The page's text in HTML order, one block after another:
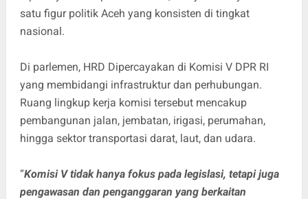
satu figur politik Aceh yang konsisten di tingkat
nasional.
Di parlemen, HRD Dipercayakan di Komisi V DPR RI
yang membidangi infrastruktur dan perhubungan.
Ruang lingkup kerja komisi tersebut mencakup
pembangunan jalan, jembatan, irigasi, perumahan,
hingga sektor transportasi darat, laut, dan udara.
“Komisi V tidak hanya fokus pada legislasi, tetapi juga
pengawasan dan penganggaran yang berkaitan